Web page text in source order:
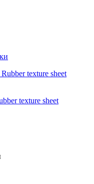
texture sheet